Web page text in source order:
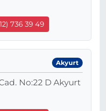
736 39 49
Akyurt
No:22 D Akyurt